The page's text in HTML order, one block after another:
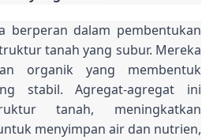
berperan dalam pembentukan
tanah yang subur. Mereka
organik yang membentuk
stabil. Agregat-agregat ini
tanah, meningkatkan
menyimpan air dan nutrien,